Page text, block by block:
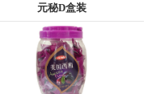
查看更多
元秘D盒装